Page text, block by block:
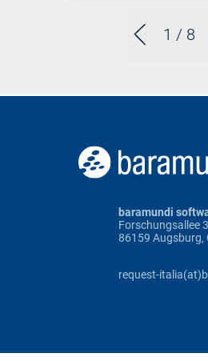
1 / 8
baramundi
Forschungsallee 3
86159 Augsburg,
request-